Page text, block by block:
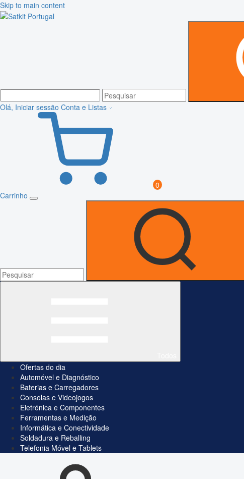
Skip to main content
Olá, Iniciar sessão Conta e Listas
0
Carrinho
Ofertas do dia
Automóvel e Diagnóstico
Baterias e Carregadores
Consolas e Videojogos
Eletrónica e Componentes
Ferramentas e Medição
Informática e Conectividade
Soldadura e Reballing
Telefonia Móvel e Tablets